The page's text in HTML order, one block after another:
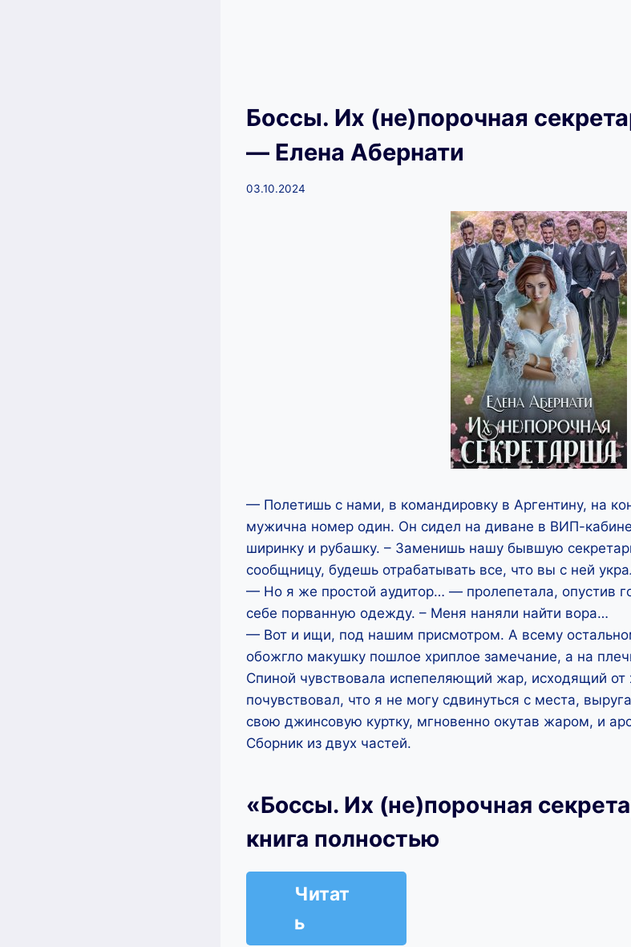
Боссы. Их (не)порочная
— Елена Абернати
03.10.2024
— Полетишь с нами, в командировку в Аргентину, на
мужична номер один. Он сидел на диване в ВИП-
ширинку и рубашку. – Заменишь нашу бывшую
сообщницу, будешь отрабатывать все, что вы с ней
— Но я же простой аудитор… — пролепетала, опустив
себе порванную одежду. – Меня наняли найти вора…
— Вот и ищи, под нашим присмотром. А всему
обожгло макушку пошлое хриплое замечание, а на
Спиной чувствовала испепеляющий жар, исходящий от
почувствовал, что я не могу сдвинуться с места,
свою джинсовую куртку, мгновенно окутав жаром, и
Сборник из двух частей.
«Боссы. Их (не)порочная
книга полностью
Читат
ь